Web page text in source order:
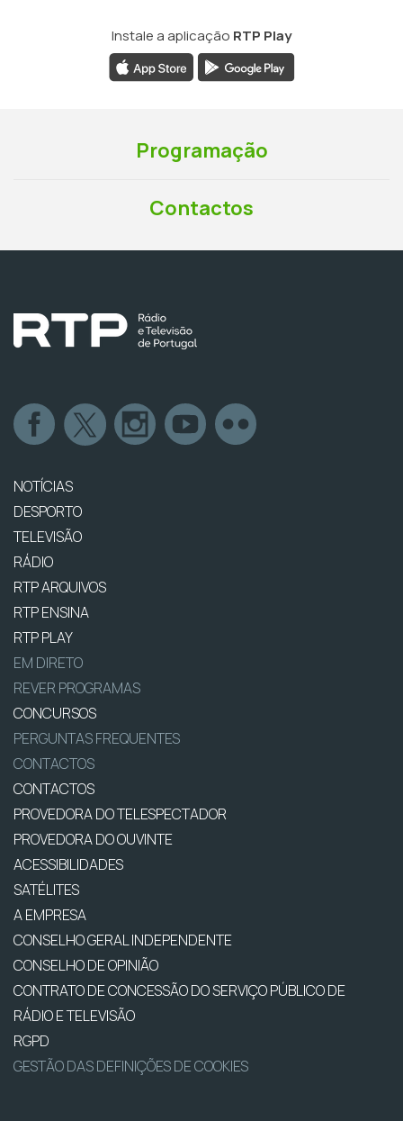
Instale a aplicação RTP Play
Programação
Contactos
NOTÍCIAS
DESPORTO
TELEVISÃO
RÁDIO
RTP ARQUIVOS
RTP ENSINA
RTP PLAY
EM DIRETO
REVER PROGRAMAS
CONCURSOS
PERGUNTAS FREQUENTES
CONTACTOS
CONTACTOS
PROVEDORA DO TELESPECTADOR
PROVEDORA DO OUVINTE
ACESSIBILIDADES
SATÉLITES
A EMPRESA
CONSELHO GERAL INDEPENDENTE
CONSELHO DE OPINIÃO
CONTRATO DE CONCESSÃO DO SERVIÇO PÚBLICO DE
RÁDIO E TELEVISÃO
RGPD
GESTÃO DAS DEFINIÇÕES DE COOKIES